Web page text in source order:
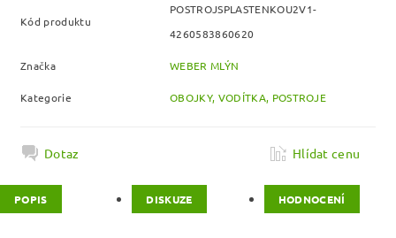
Kód produktu
POSTROJSPLASTENKOU2V1-
4260583860620
Značka WEBER MLÝN
Kategorie OBOJKY, VODÍTKA, POSTROJE
Dotaz Hlídat cenu
POPIS DISKUZE HODNOCENÍ